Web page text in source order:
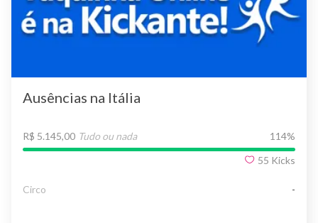
Ausências na Itália
R$ 5.145,00 Tudo ou nada 114%
55 Kicks
Circo -